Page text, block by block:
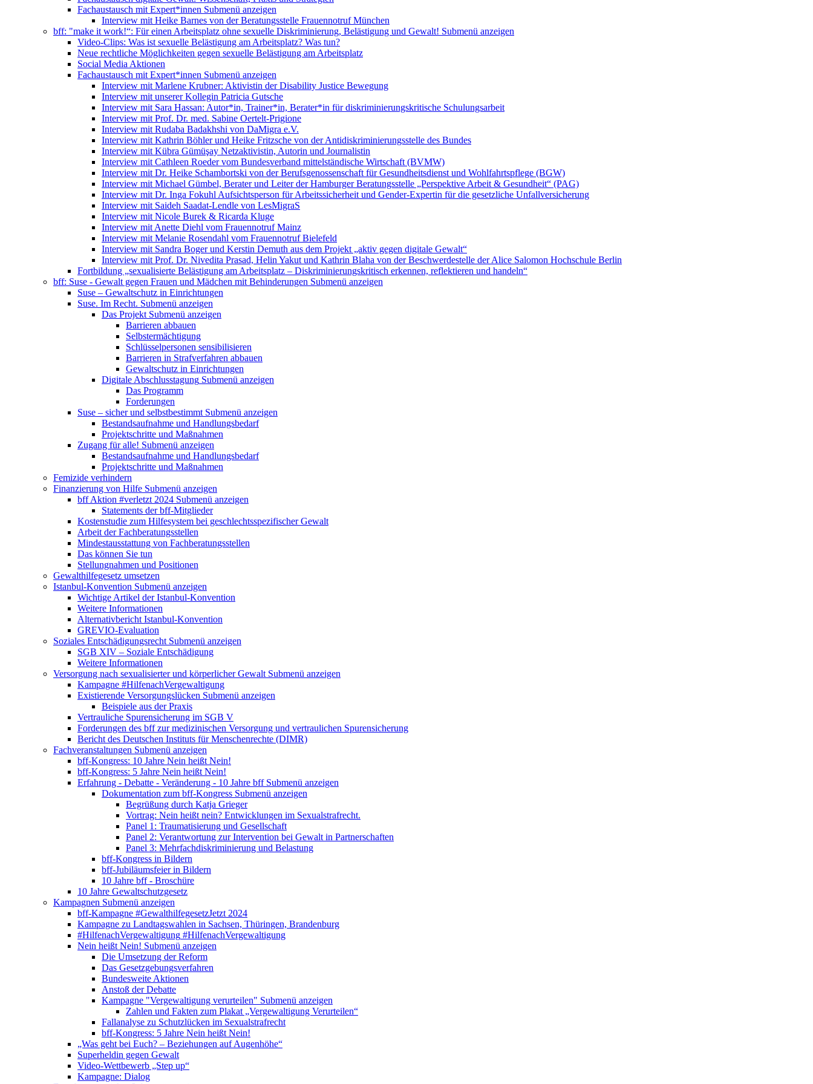
Fachaustausch mit Expert*innen Submenü anzeigen
Interview mit Heike Barnes von der Beratungsstelle Frauennotruf München
bff: "make it work!“: Für einen Arbeitsplatz ohne sexuelle Diskriminierung, Belästigung und Gewalt! Submenü anzeigen
Video-Clips: Was ist sexuelle Belästigung am Arbeitsplatz? Was tun?
Neue rechtliche Möglichkeiten gegen sexuelle Belästigung am Arbeitsplatz
Social Media Aktionen
Fachaustausch mit Expert*innen Submenü anzeigen
Interview mit Marlene Krubner: Aktivistin der Disability Justice Bewegung
Interview mit unserer Kollegin Patricia Gutsche
Interview mit Sara Hassan: Autor*in, Trainer*in, Berater*in für diskriminierungskritische Schulungsarbeit
Interview mit Prof. Dr. med. Sabine Oertelt-Prigione
Interview mit Rudaba Badakhshi von DaMigra e.V.
Interview mit Kathrin Böhler und Heike Fritzsche von der Antidiskriminierungsstelle des Bundes
Interview mit Kübra Gümüşay Netzaktivistin, Autorin und Journalistin
Interview mit Cathleen Roeder vom Bundesverband mittelständische Wirtschaft (BVMW)
Interview mit Dr. Heike Schambortski von der Berufsgenossenschaft für Gesundheitsdienst und Wohlfahrtspflege (BGW)
Interview mit Michael Gümbel, Berater und Leiter der Hamburger Beratungsstelle „Perspektive Arbeit & Gesundheit“ (PAG)
Interview mit Dr. Inga Fokuhl Aufsichtsperson für Arbeitssicherheit und Gender-Expertin für die gesetzliche Unfallversicherung
Interview mit Saideh Saadat-Lendle von LesMigraS
Interview mit Nicole Burek & Ricarda Kluge
Interview mit Anette Diehl vom Frauennotruf Mainz
Interview mit Melanie Rosendahl vom Frauennotruf Bielefeld
Interview mit Sandra Boger und Kerstin Demuth aus dem Projekt „aktiv gegen digitale Gewalt“
Interview mit Prof. Dr. Nivedita Prasad, Helin Yakut und Kathrin Blaha von der Beschwerdestelle der Alice Salomon Hochschule Berlin
Fortbildung „sexualisierte Belästigung am Arbeitsplatz – Diskriminierungskritisch erkennen, reflektieren und handeln“
bff: Suse - Gewalt gegen Frauen und Mädchen mit Behinderungen Submenü anzeigen
Suse – Gewaltschutz in Einrichtungen
Suse. Im Recht. Submenü anzeigen
Das Projekt Submenü anzeigen
Barrieren abbauen
Selbstermächtigung
Schlüsselpersonen sensibilisieren
Barrieren in Strafverfahren abbauen
Gewaltschutz in Einrichtungen
Digitale Abschlusstagung Submenü anzeigen
Das Programm
Forderungen
Suse – sicher und selbstbestimmt Submenü anzeigen
Bestandsaufnahme und Handlungsbedarf
Projektschritte und Maßnahmen
Zugang für alle! Submenü anzeigen
Bestandsaufnahme und Handlungsbedarf
Projektschritte und Maßnahmen
Femizide verhindern
Finanzierung von Hilfe Submenü anzeigen
bff Aktion #verletzt 2024 Submenü anzeigen
Statements der bff-Mitglieder
Kostenstudie zum Hilfesystem bei geschlechtsspezifischer Gewalt
Arbeit der Fachberatungsstellen
Mindestausstattung von Fachberatungsstellen
Das können Sie tun
Stellungnahmen und Positionen
Gewalthilfegesetz umsetzen
Istanbul-Konvention Submenü anzeigen
Wichtige Artikel der Istanbul-Konvention
Weitere Informationen
Alternativbericht Istanbul-Konvention
GREVIO-Evaluation
Soziales Entschädigungsrecht Submenü anzeigen
SGB XIV – Soziale Entschädigung
Weitere Informationen
Versorgung nach sexualisierter und körperlicher Gewalt Submenü anzeigen
Kampagne #HilfenachVergewaltigung
Existierende Versorgungslücken Submenü anzeigen
Beispiele aus der Praxis
Vertrauliche Spurensicherung im SGB V
Forderungen des bff zur medizinischen Versorgung und vertraulichen Spurensicherung
Bericht des Deutschen Instituts für Menschenrechte (DIMR)
Fachveranstaltungen Submenü anzeigen
bff-Kongress: 10 Jahre Nein heißt Nein!
bff-Kongress: 5 Jahre Nein heißt Nein!
Erfahrung - Debatte - Veränderung - 10 Jahre bff Submenü anzeigen
Dokumentation zum bff-Kongress Submenü anzeigen
Begrüßung durch Katja Grieger
Vortrag: Nein heißt nein? Entwicklungen im Sexualstrafrecht.
Panel 1: Traumatisierung und Gesellschaft
Panel 2: Verantwortung zur Intervention bei Gewalt in Partnerschaften
Panel 3: Mehrfachdiskriminierung und Belastung
bff-Kongress in Bildern
bff-Jubiläumsfeier in Bildern
10 Jahre bff - Broschüre
10 Jahre Gewaltschutzgesetz
Kampagnen Submenü anzeigen
bff-Kampagne #GewalthilfegesetzJetzt 2024
Kampagne zu Landtagswahlen in Sachsen, Thüringen, Brandenburg
#HilfenachVergewaltigung #HilfenachVergewaltigung
Nein heißt Nein! Submenü anzeigen
Die Umsetzung der Reform
Das Gesetzgebungsverfahren
Bundesweite Aktionen
Anstoß der Debatte
Kampagne "Vergewaltigung verurteilen" Submenü anzeigen
Zahlen und Fakten zum Plakat „Vergewaltigung Verurteilen“
Fallanalyse zu Schutzlücken im Sexualstrafrecht
bff-Kongress: 5 Jahre Nein heißt Nein!
„Was geht bei Euch? – Beziehungen auf Augenhöhe“
Superheldin gegen Gewalt
Video-Wettbewerb „Step up“
Kampagne: Dialog